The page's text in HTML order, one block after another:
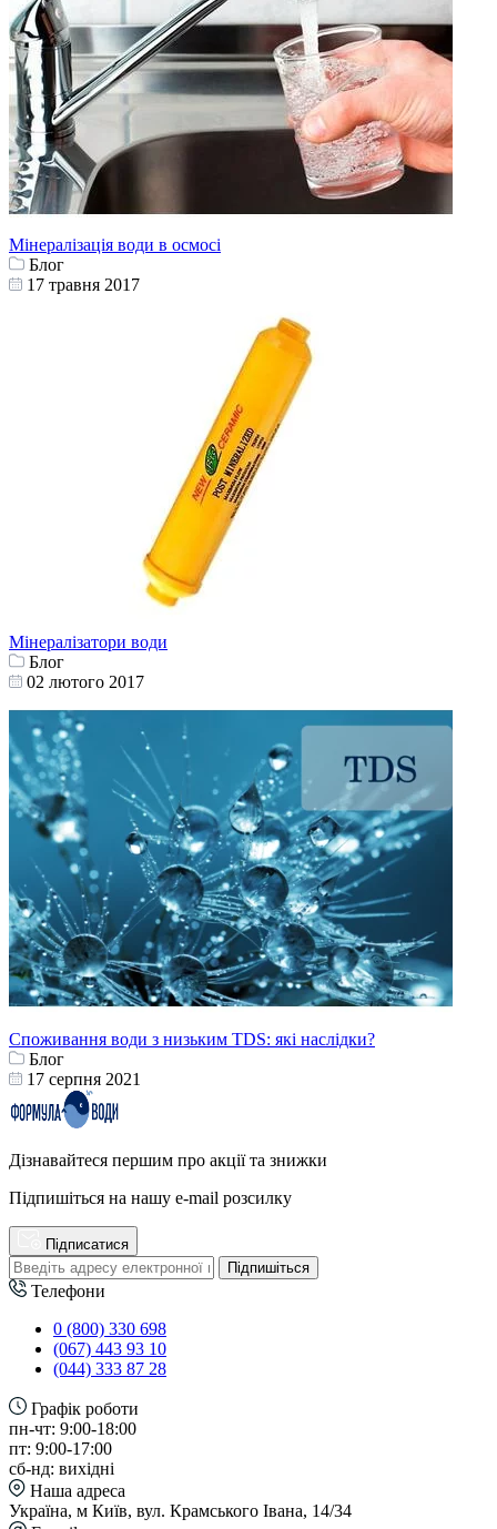
Мінералізація води в осмосі
Блог
17 травня 2017
Мінералізатори води
Блог
02 лютого 2017
Споживання води з низьким TDS: які наслідки?
Блог
17 серпня 2021
Дізнавайтеся першим про акції та знижки
Підпишіться на нашу e-mail розсилку
Підписатися
Підпишіться
Телефони
0 (800) 330 698
(067) 443 93 10
(044) 333 87 28
Графік роботи
пн-чт: 9:00-18:00
пт: 9:00-17:00
сб-нд: вихідні
Наша адреса
Україна, м Київ, вул. Крамського Івана, 14/34